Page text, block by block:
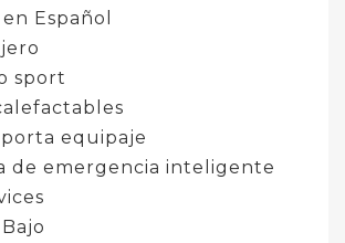
Español
sport
equipaje
de emergencia inteligente